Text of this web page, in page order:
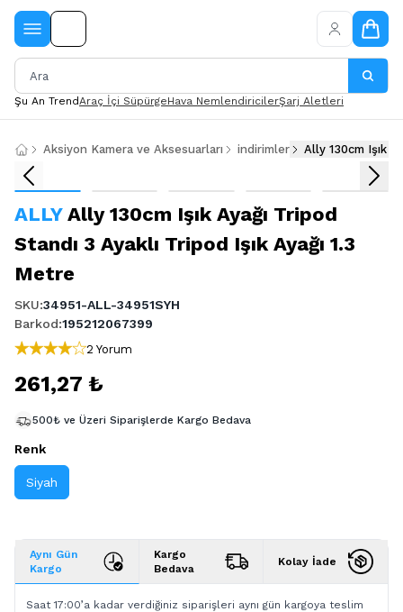
Şu An TrendAraç İçi SüpürgeHava NemlendiricilerŞarj Aletleri
Aksiyon Kamera ve Aksesuarları indirimler Ally 130cm Işık
ALLY Ally 130cm Işık Ayağı Tripod
Standı 3 Ayaklı Tripod Işık Ayağı 1.3
Metre
SKU:34951-ALL-34951SYH
Barkod:195212067399
2 Yorum
261,27 ₺
500₺ ve Üzeri Siparişlerde Kargo Bedava
Renk
Siyah
Aynı Gün
Kargo
Kargo
Bedava
Kolay İade
Saat 17:00’a kadar verdiğiniz siparişleri aynı gün kargoya teslim